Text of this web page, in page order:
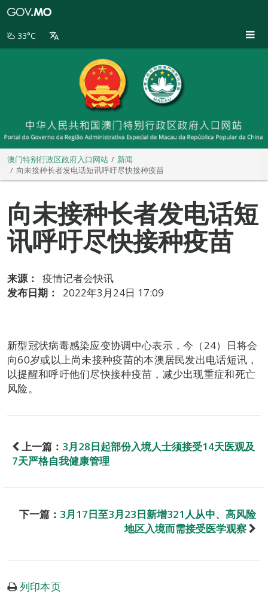
别
33°C
澳门特别行政区政府入口网站
新闻
向未接种长者发电话短讯呼吁尽快接种疫苗
向未接种长者发电话短
讯呼吁尽快接种疫苗
来源：
疫情记者会快讯
发布日期：
2022年3月24日 17:09
新型冠状病毒感染应变协调中心表示，今（24）日将会
向60岁或以上尚未接种疫苗的本澳居民发出电话短讯，
以提醒和呼吁他们尽快接种疫苗，减少出现重症和死亡
风险。
上一篇： 3月28日起部份入境人士须接受14天医观及
7天严格自我健康管理
下一篇： 3月17日至3月23日新增321人从中、高风险
地区入境而需接受医学观察
列印本页